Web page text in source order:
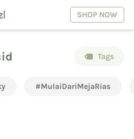
SHOP NOW
Tags
#MulaiDariMejaRias